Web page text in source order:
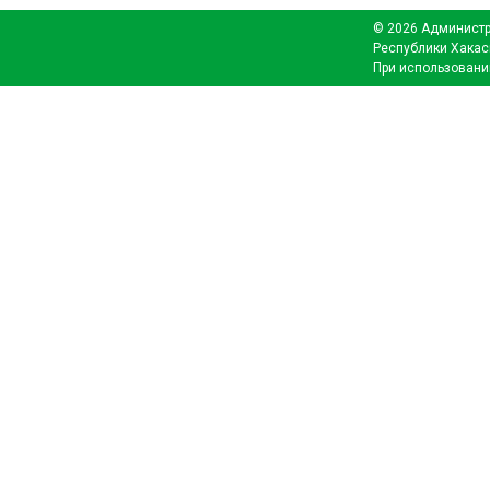
© 2026
Республики
При